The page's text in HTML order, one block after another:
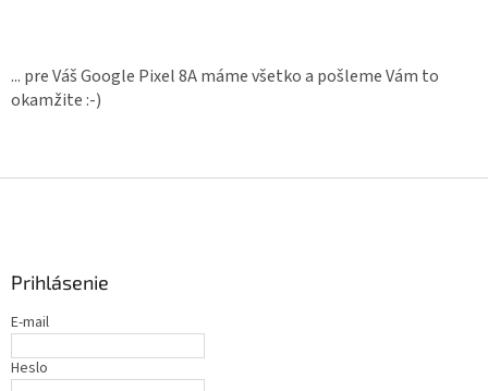
... pre Váš Google Pixel 8A máme všetko a pošleme Vám to
okamžite :-)
Prihlásenie
E-mail
Heslo